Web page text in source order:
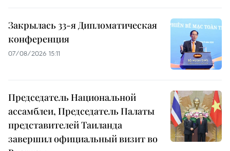
Закрылась 33-я Дипломатическая
конференция
07/08/2026 15:11
Председатель Национальной
ассамблеи, Председатель Палаты
представителей Таиланда
завершил официальный визит во